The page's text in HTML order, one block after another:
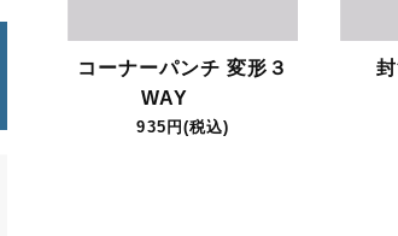
コーナーパンチ 変形３
WAY
935円(税込)